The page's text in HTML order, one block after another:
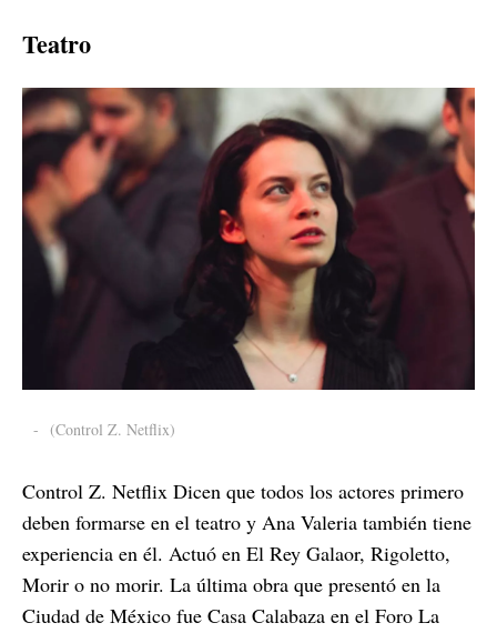
Teatro
- (Control Z. Netflix)
Control Z. Netflix Dicen que todos los actores primero
deben formarse en el teatro y Ana Valeria también tiene
experiencia en él. Actuó en El Rey Galaor, Rigoletto,
Morir o no morir. La última obra que presentó en la
Ciudad de México fue Casa Calabaza en el Foro La